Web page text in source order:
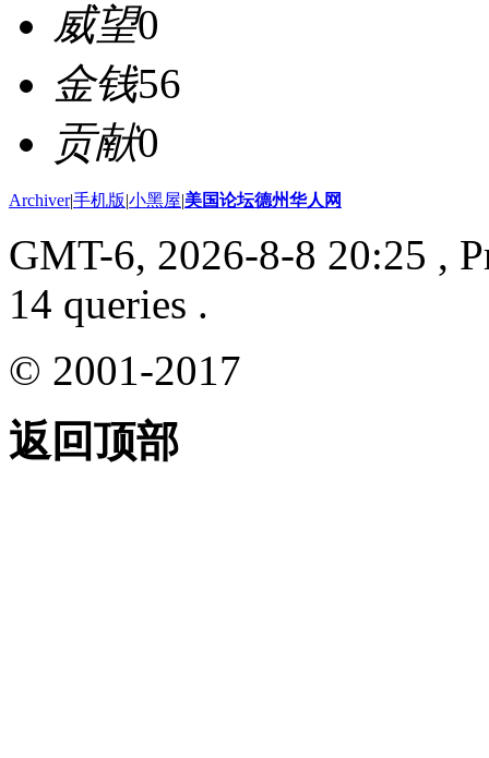
威望0
金钱56
贡献0
Archiver|手机版|小黑屋|美国论坛德州华人网
GMT-6, 2026-8-8 20:25 ,
14 queries .
© 2001-2017
返回顶部